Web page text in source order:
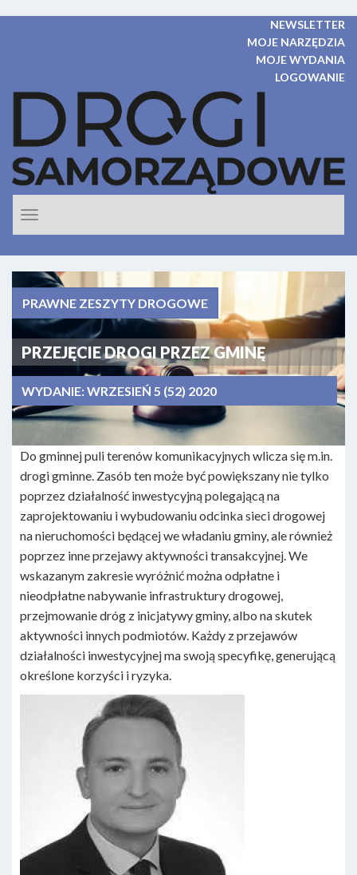
NEWSLETTER
MOJE NARZĘDZIA
MOJE WYDANIA
LOGOWANIE
nawigacje
PRAWNE ZESZYTY DROGOWE
PRZEJĘCIE DROGI PRZEZ GMINĘ
WYDANIE:WRZESIEŃ 5 (52) 2020
Do gminnej puli terenów komunikacyjnych wlicza się m.in.
drogi gminne. Zasób ten może być powiększany nie tylko
poprzez działalność inwestycyjną polegającą na
zaprojektowaniu i wybudowaniu odcinka sieci drogowej
na nieruchomości będącej we władaniu gminy, ale również
poprzez inne przejawy aktywności transakcyjnej. We
wskazanym zakresie wyróżnić można odpłatne i
nieodpłatne nabywanie infrastruktury drogowej,
przejmowanie dróg z inicjatywy gminy, albo na skutek
aktywności innych podmiotów. Każdy z przejawów
działalności inwestycyjnej ma swoją specyfikę, generującą
określone korzyści i ryzyka.